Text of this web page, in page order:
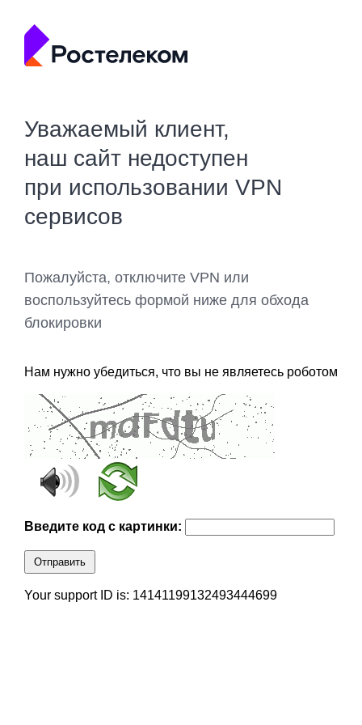
Уважаемый клиент,
наш сайт недоступен
при использовании VPN
сервисов
Пожалуйста, отключите VPN или
воспользуйтесь формой ниже для обхода
блокировки
Нам нужно убедиться, что вы не являетесь роботом
Введите код с картинки:
Отправить
Your support ID is: 14141199132493444699